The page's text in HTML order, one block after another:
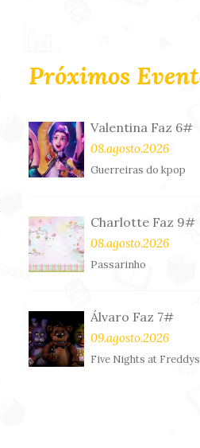
Próximos
Valentina Faz 6#
08.agosto.2026
Guerreiras do kpop
Charlotte Faz 9#
08.agosto.2026
Passarinho
Álvaro Faz 7#
09.agosto.2026
Five Nights at Freddys